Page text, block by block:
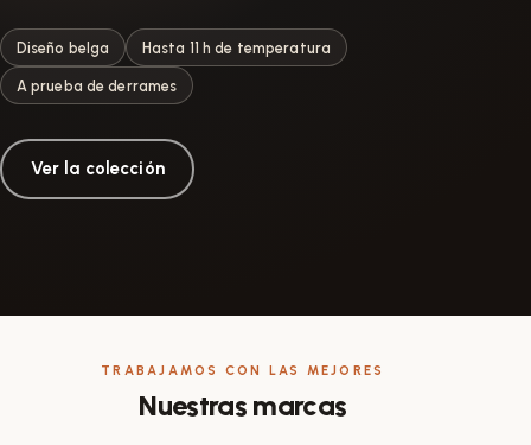
Diseño belga Hasta 11 h de temperatura
A prueba de derrames
Ver la colección
Correa de Silicona para
TRABAJAMOS CON LAS MEJORES
Nuestras marcas